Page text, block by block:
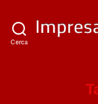
Cerca